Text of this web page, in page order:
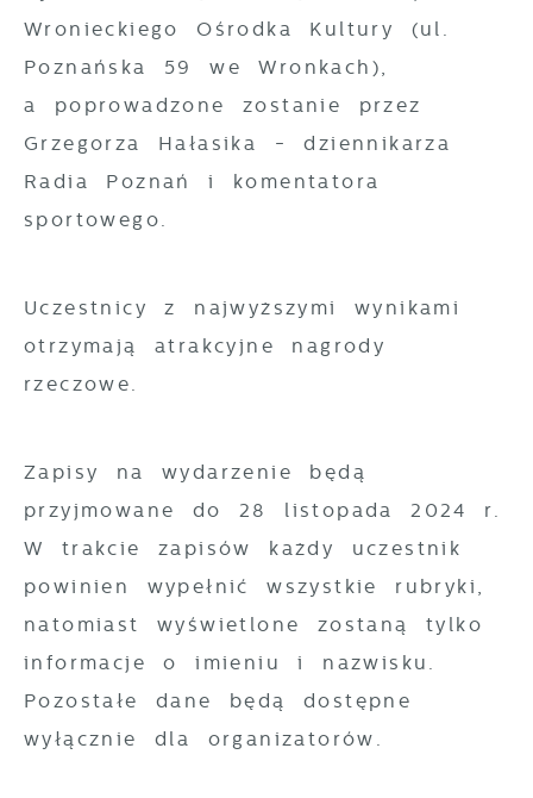
Wronieckiego Ośrodka Kultury (ul.
Poznańska 59 we Wronkach),
a poprowadzone zostanie przez
Grzegorza Hałasika - dziennikarza
Radia Poznań i komentatora
sportowego.
Uczestnicy z najwyższymi wynikami
otrzymają atrakcyjne nagrody
rzeczowe.
Zapisy na wydarzenie będą
przyjmowane do 28 listopada 2024 r.
W trakcie zapisów każdy uczestnik
powinien wypełnić wszystkie rubryki,
natomiast wyświetlone zostaną tylko
informacje o imieniu i nazwisku.
Pozostałe dane będą dostępne
wyłącznie dla organizatorów.
Zgromadzone informacje są przetwarzane
w formie zanonimizowanej. Wyrażenie
zgody na analityczne pliki cookies
funkcjonalności.
Promocyjne pliki cookies służą do
prezentowania Ci naszych komunikatów na
podstawie analizy Twoich upodobań oraz
Twoich zwyczajów dotyczących przeglądanej
trzecich lub firm będących naszymi
Firmy te działają w charakterze
mediów społecznościowych.